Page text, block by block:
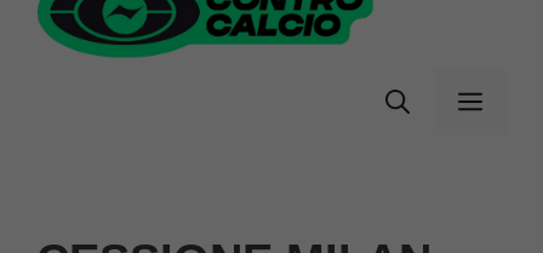
contenuto
Menu